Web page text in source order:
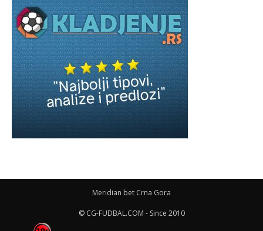
Meridian bet Crna Gora
© CG-FUDBAL.COM - Since 2010